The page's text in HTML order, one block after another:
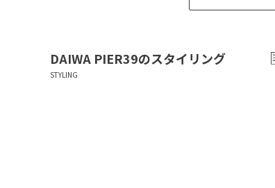
DAIWA PIER39のスタイリング